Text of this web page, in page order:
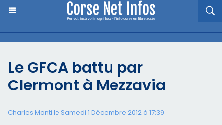
Le GFCA battu par
Clermont à Mezzavia
Charles Monti le Samedi 1 Décembre 2012 à 17:39